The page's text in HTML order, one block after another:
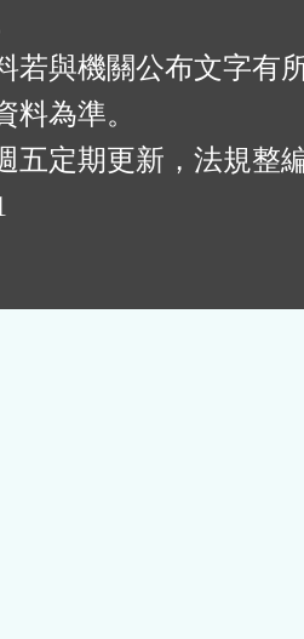
若與機關公布文字有
料為準。
五定期更新，法規整